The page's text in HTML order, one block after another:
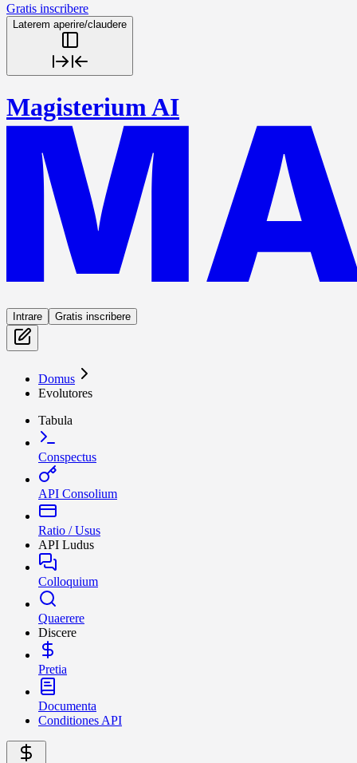
Gratis inscribere
Laterem aperire/claudere
Magisterium AI
Intrare Gratis inscribere
Domus
Evolutores
Tabula
Conspectus
API Consolium
Ratio / Usus
API Ludus
Colloquium
Quaerere
Discere
Pretia
Documenta
Conditiones API